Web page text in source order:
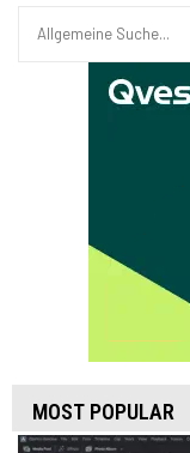
MOST POPULAR